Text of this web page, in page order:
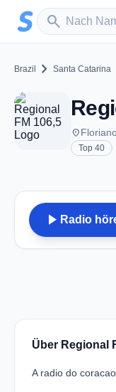
Zum Hauptinhalt springen
search
Sender suchen
Brazil chevron_right Santa Catarina
place
Top 40
play_arrow Radio
Über Regional
A radio do coracao